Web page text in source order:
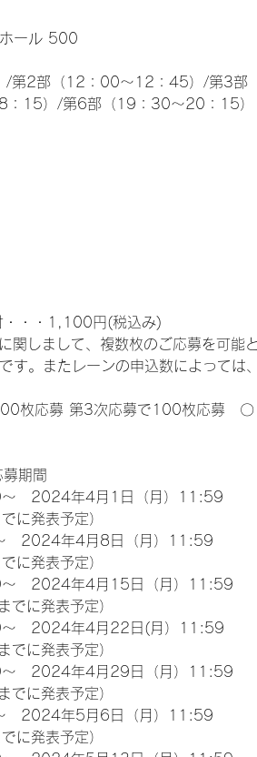
ール 500
/第2部（12：00～12：45）/第3
15）/第6部（19：30～20：15）
・・・1,100円(税込み)
関しまして、複数枚のご応募を可能
す。またレーンの申込数によっては
枚応募 第3次応募で100枚応募　〇
期間
　2024年4月1日（月）11:59
に発表予定）
　2024年4月8日（月）11:59
に発表予定）
　2024年4月15日（月）11:59
に発表予定）
　2024年4月22日(月）11:59
に発表予定）
　2024年4月29日（月）11:59
に発表予定）
　2024年5月6日（月）11:59
に発表予定）